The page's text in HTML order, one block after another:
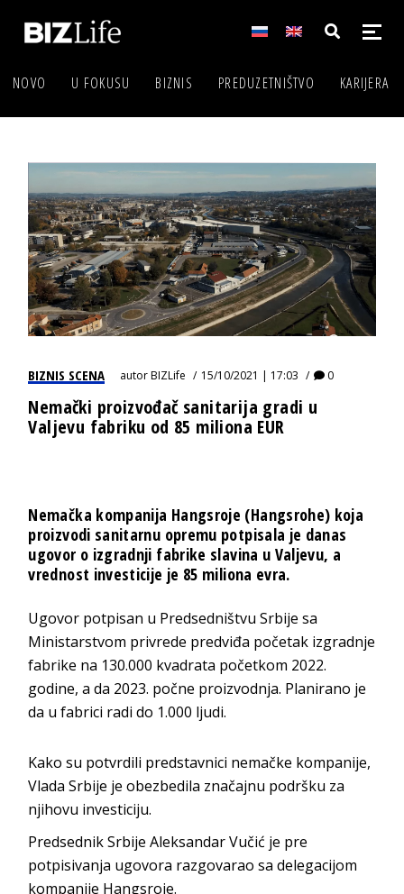
NOVO U FOKUSU BIZNIS PREDUZETNIŠTVO KARIJERA
BIZNIS SCENA autorBIZLife 15/10/2021 | 17:03 0
Nemački proizvođač sanitarija gradi u
Valjevu fabriku od 85 miliona EUR
Nemačka kompanija Hangsroje (Hangsrohe) koja
proizvodi sanitarnu opremu potpisala je danas
ugovor o izgradnji fabrike slavina u Valjevu, a
vrednost investicije je 85 miliona evra.
Ugovor potpisan u Predsedništvu Srbije sa
Ministarstvom privrede predviđa početak izgradnje
fabrike na 130.000 kvadrata početkom 2022.
godine, a da 2023. počne proizvodnja. Planirano je
da u fabrici radi do 1.000 ljudi.
Kako su potvrdili predstavnici nemačke kompanije,
Vlada Srbije je obezbedila značajnu podršku za
njihovu investiciju.
Predsednik Srbije Aleksandar Vučić je pre
potpisivanja ugovora razgovarao sa delegacijom
kompanije Hangsroje.